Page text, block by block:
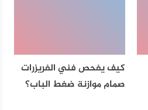
كيف يفحص فني الفريزرات
صمام موازنة ضغط الباب؟